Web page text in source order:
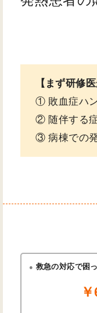
【まず研修
① 敗血症ハ
② 随伴する
③ 病棟での
救急の対応で困